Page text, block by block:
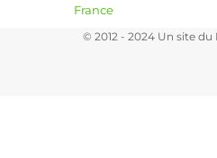
France
© 2012 - 2024 Un site du